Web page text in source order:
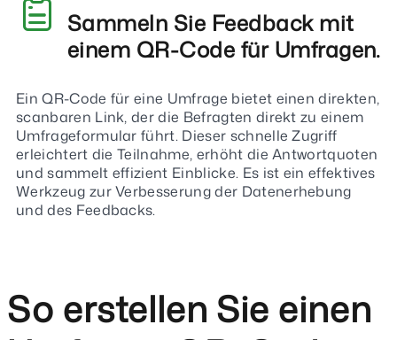
Sammeln Sie Feedback mit
einem QR-Code für Umfragen.
Ein QR-Code für eine Umfrage bietet einen direkten,
scanbaren Link, der die Befragten direkt zu einem
Umfrageformular führt. Dieser schnelle Zugriff
erleichtert die Teilnahme, erhöht die Antwortquoten
und sammelt effizient Einblicke. Es ist ein effektives
Werkzeug zur Verbesserung der Datenerhebung
und des Feedbacks.
So erstellen Sie einen